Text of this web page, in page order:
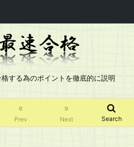
する為のポイントを徹底的に説明
«
Prev
»
Next Search